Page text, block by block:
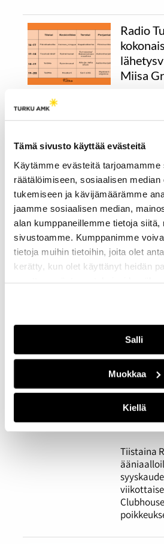
Tämä sivusto käyttää evästeitä
Käytämme evästeitä
räätälöimiseen, sosiaalisen median
tukemiseen ja kävijämäärämme
jaamme sosiaalisen median,
alan kumppaneillemme tietoja siitä,
sivustoamme. Kumppanimme
tietoja muihin tietoihin, joita olet
kerätty, kun olet käyttänyt heidän
Salli
Muokkaa
Kiellä
Radio
Miisa
Radio
viikkoa.
Radio
ystävyys
14.02.2023
Tällä
näkyy ja
sekä
Radio
radion
13.12.2022
Tiistaina